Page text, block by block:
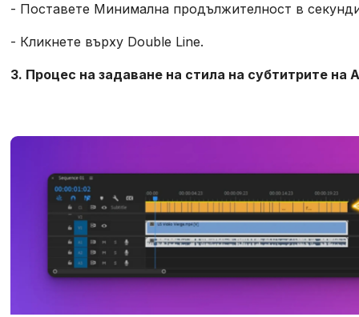
- Поставете Минимална продължителност в
- Кликнете върху Double Line.
3. Процес на задаване на стила на субтитрите на